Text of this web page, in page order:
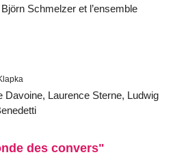
Schmelzer et l’ensemble
Laurence Sterne, Ludwig
des convers"